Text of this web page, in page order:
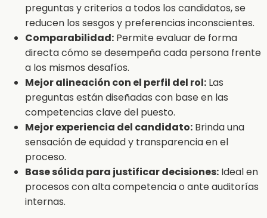
preguntas y criterios a todos los candidatos, se
reducen los sesgos y preferencias inconscientes.
Comparabilidad: Permite evaluar de forma
directa cómo se desempeña cada persona frente
a los mismos desafíos.
Mejor alineación con el perfil del rol: Las
preguntas están diseñadas con base en las
competencias clave del puesto.
Mejor experiencia del candidato: Brinda una
sensación de equidad y transparencia en el
proceso.
Base sólida para justificar decisiones: Ideal en
procesos con alta competencia o ante auditorías
internas.